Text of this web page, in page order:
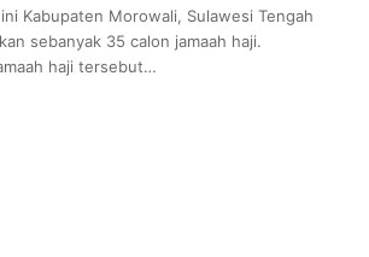
ini Kabupaten Morowali, Sulawesi Tengah
sebanyak 35 calon jamaah haji.
haji tersebut…